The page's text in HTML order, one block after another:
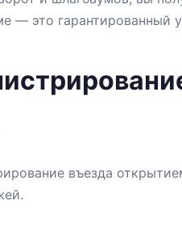
— это гарантированный
въезда